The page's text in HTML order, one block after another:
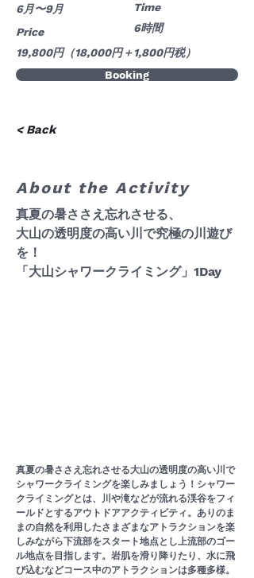
6月〜9月
Price
19,800円（18,000円＋1,800円税）
Booking
Time
6時間
< Back
About the Activity
真夏の暑ささえ忘れさせる、
大山の透明度の高い川で究極の川遊び
を！
「大山シャワークライミング」1Day
真夏の暑ささえ忘れさせる大山の透明度の高い川で
シャワークライミングを楽しみましょう！シャワー
クライミングとは、川や滝などが流れる渓谷をフィ
ールドとするアウトドアアクティビティ。ありのま
まの自然を利用したさまざまなアトラクションを楽
しみながら下流部をスタート地点とし上流部のゴー
ル地点を目指します。岩肌を滑り降りたり、水に飛
び込むなどコース中のアトラクションは多種多様。